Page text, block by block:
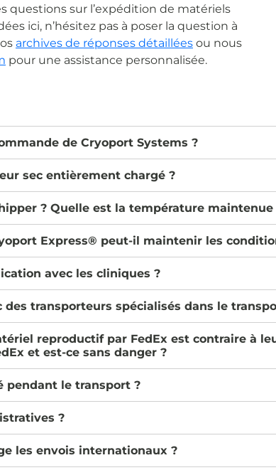
questions sur l’expédition de matériels
ici, n’hésitez pas à poser la question à
archives de réponses détaillées ou nous
pour une assistance personnalisée.
de Cryoport Systems ?
sec entièrement chargé ?
? Quelle est la température maintenue
Express® peut-il maintenir les
avec les cliniques ?
transporteurs spécialisés dans le
reproductif par FedEx est contraire à
et est-ce sans danger ?
pendant le transport ?
?
les envois internationaux ?